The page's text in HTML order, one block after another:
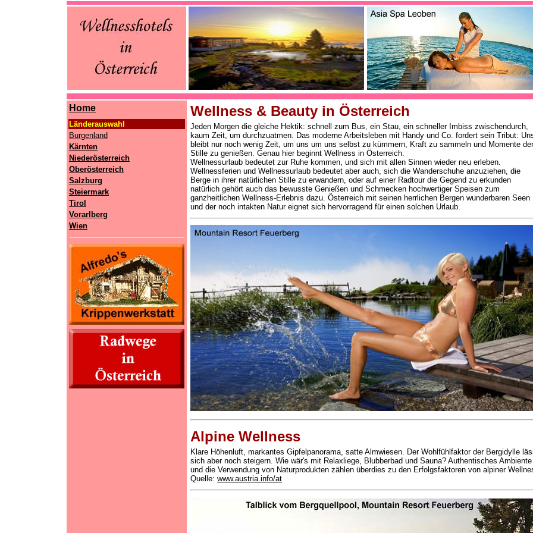
Home
Länderauswahl
Burgenland
Kärnten
Niederösterreich
Oberösterreich
Salzburg
Steiermark
Tirol
Vorarlberg
Wien
Wellness & Beauty in Österreich
Jeden Morgen die gleiche Hektik: schnell zum Bus, ein Stau, ein schneller Imbiss zwischendurch,
kaum Zeit, um durchzuatmen. Das moderne Arbeitsleben mit Handy und Co. fordert sein Tribut:
bleibt nur noch wenig Zeit, um uns um uns selbst zu kümmern, Kraft zu sammeln und Momente der
Stille zu genießen. Genau hier beginnt Wellness in Österreich.
Wellnessurlaub bedeutet zur Ruhe kommen, und sich mit allen Sinnen wieder neu erleben.
Wellnessferien und Wellnessurlaub bedeutet aber auch, sich die Wanderschuhe anzuziehen, die
Berge in ihrer natürlichen Stille zu erwandern, oder auf einer Radtour die Gegend zu erkunden
natürlich gehört auch das bewusste Genießen und Schmecken hochwertiger Speisen zum
ganzheitlichen Wellness-Erlebnis dazu. Österreich mit seinen herrlichen Bergen wunderbaren Seen
und der noch intakten Natur eignet sich hervorragend für einen solchen Urlaub.
Alpine Wellness
Klare Höhenluft, markantes Gipfelpanorama, satte Almwiesen. Der Wohlfühlfaktor der Bergidylle
sich aber noch steigern. Wie wär's mit Relaxliege, Blubberbad und Sauna? Authentisches Ambiente
und die Verwendung von Naturprodukten zählen überdies zu den Erfolgsfaktoren von alpiner
Quelle: www.austria.info/at